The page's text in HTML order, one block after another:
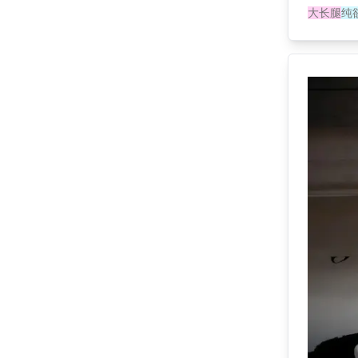
大长腿纯